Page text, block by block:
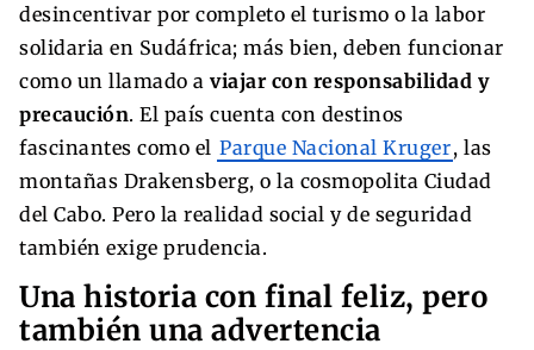
desincentivar por completo el turismo o la labor
solidaria en Sudáfrica; más bien, deben funcionar
como un llamado a viajar con responsabilidad y
precaución. El país cuenta con destinos
fascinantes como el Parque Nacional Kruger, las
montañas Drakensberg, o la cosmopolita Ciudad
del Cabo. Pero la realidad social y de seguridad
también exige prudencia.
Una historia con final feliz, pero
también una advertencia